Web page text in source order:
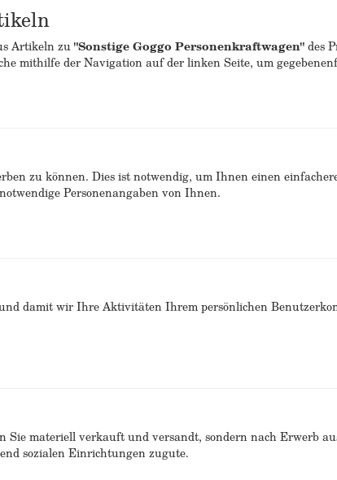
Artikeln zu"Sonstige Goggo Personenkraftwagen"des
mithilfe der Navigation auf der linken Seite, um
zu können. Dies ist notwendig, um Ihnen einen
Personenangaben von Ihnen.
damit wir Ihre Aktivitäten Ihrem persönlichen
materiell verkauft und versandt, sondern nach Erwerb
sozialen Einrichtungen zugute.